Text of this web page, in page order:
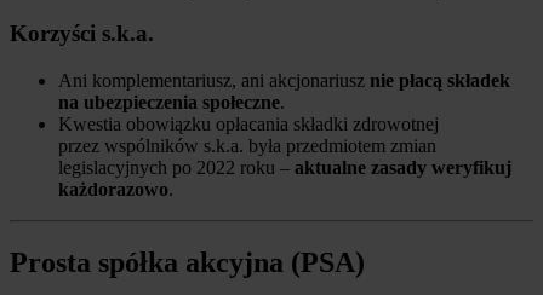
Korzyści s.k.a.
Ani komplementariusz, ani akcjonariusz nie płacą składek
na ubezpieczenia społeczne.
Kwestia obowiązku opłacania składki zdrowotnej
przez wspólników s.k.a. była przedmiotem zmian
legislacyjnych po 2022 roku – aktualne zasady weryfikuj
każdorazowo.
Prosta spółka akcyjna (PSA)